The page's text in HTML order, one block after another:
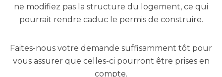
ne modifiez pas la structure du logement, ce qui
pourrait rendre caduc le permis de construire.
Faites-nous votre demande suffisamment tôt pour
vous assurer que celles-ci pourront être prises en
compte.